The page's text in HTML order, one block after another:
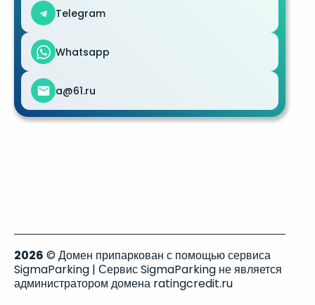
Telegram
Whatsapp
a@61.ru
2026 © Домен припаркован с помощью сервиса
SigmaParking | Сервис SigmaParking не является
администратором домена ratingcredit.ru